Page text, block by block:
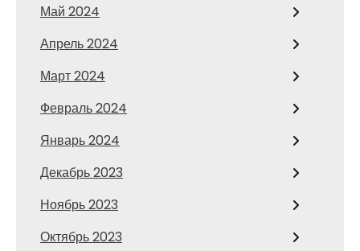
Май 2024
Апрель 2024
Март 2024
Февраль 2024
Январь 2024
Декабрь 2023
Ноябрь 2023
Октябрь 2023